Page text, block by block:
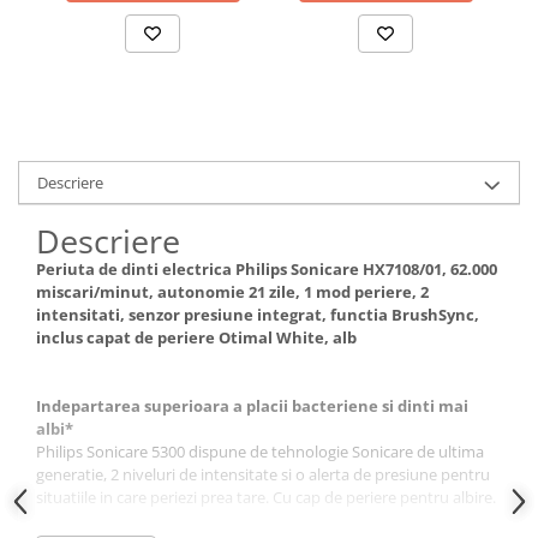
Dispozitive si Accesorii medicale
Uscatoare de par
Produse Mercerie
Jucarii, Copii & Bebe
Jucarii Creative
Seturi Pictura si Desen
Vehicule si jucarii cu telecomanda
Laptop, Tablete & Telefoane
Genti laptop
magnet
Descriere
Descriere
Periuta de dinti electrica Philips Sonicare HX7108/01, 62.000
miscari/minut, autonomie 21 zile, 1 mod periere, 2
intensitati, senzor presiune integrat, functia BrushSync,
inclus capat de periere Otimal White, alb
Indepartarea superioara a placii bacteriene si dinti mai
albi*
Philips Sonicare 5300 dispune de tehnologie Sonicare de ultima
generatie, 2 niveluri de intensitate si o alerta de presiune pentru
situatiile in care periezi prea tare. Cu cap de periere pentru albire.